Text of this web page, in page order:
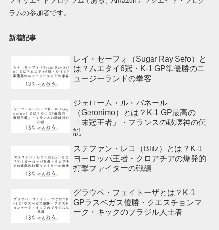
ラムの参加者です。
新着記事
レイ・セーフォ（Sugar Ray Sefo）と
は？ムエタイ6冠・K-1 GP準優勝のニ
ュージーランドの拳客
ジェローム・ル・バネール
（Geronimo）とは？K-1 GP最高の
「未冠王者」・フランスの破壊神の伝
説
ステファン・レコ（Blitz）とは？K-1
ヨーロッパ王者・クロアチアの爆発的
打撃ファイターの戦績
グラウベ・フェイトーザとは？K-1
GPラスベガス優勝・クエスチョンマ
ーク・キックのブラジル人王者